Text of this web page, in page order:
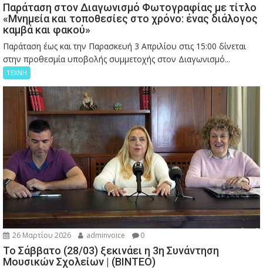
Παράταση στον Διαγωνισμό Φωτογραφίας με τίτλο
«Μνημεία και τοποθεσίες στο χρόνο: ένας διάλογος
καμβά και φακού»
Παράταση έως και την Παρασκευή 3 Απριλίου στις 15:00 δίνεται
στην προθεσμία υποβολής συμμετοχής στον Διαγωνισμό...
ΤΕΧΝΗ
26 Μαρτίου 2026 adminvoice 0
Το Σάββατο (28/03) ξεκινάει η 3η Συνάντηση
Μουσικών Σχολείων | (ΒΙΝΤΕΟ)